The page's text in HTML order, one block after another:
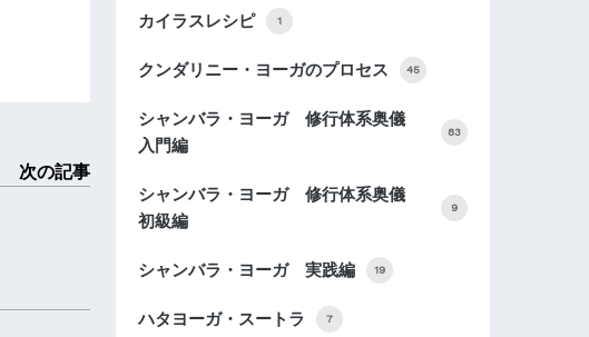
次の記事
カイラスレシピ 1
クンダリニー・ヨーガのプロセス 45
シャンバラ・ヨーガ 修行体系奥儀
入門編
83
シャンバラ・ヨーガ 修行体系奥儀
初級編
9
シャンバラ・ヨーガ 実践編 19
ハタヨーガ・スートラ 7